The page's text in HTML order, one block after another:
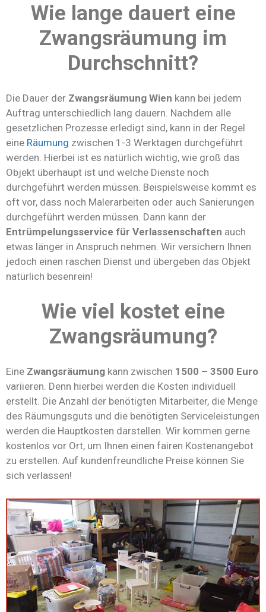
Wie lange dauert eine
Zwangsräumung im
Durchschnitt?
Die Dauer der Zwangsräumung Wien kann bei jedem
Auftrag unterschiedlich lang dauern. Nachdem alle
gesetzlichen Prozesse erledigt sind, kann in der Regel
eine Räumung zwischen 1-3 Werktagen durchgeführt
werden. Hierbei ist es natürlich wichtig, wie groß das
Objekt überhaupt ist und welche Dienste noch
durchgeführt werden müssen. Beispielsweise kommt es
oft vor, dass noch Malerarbeiten oder auch Sanierungen
durchgeführt werden müssen. Dann kann der
Entrümpelungsservice für Verlassenschaften auch
etwas länger in Anspruch nehmen. Wir versichern Ihnen
jedoch einen raschen Dienst und übergeben das Objekt
natürlich besenrein!
Wie viel kostet eine
Zwangsräumung?
Eine Zwangsräumung kann zwischen 1500 – 3500 Euro
variieren. Denn hierbei werden die Kosten individuell
erstellt. Die Anzahl der benötigten Mitarbeiter, die Menge
des Räumungsguts und die benötigten Serviceleistungen
werden die Hauptkosten darstellen. Wir kommen gerne
kostenlos vor Ort, um Ihnen einen fairen Kostenangebot
zu erstellen. Auf kundenfreundliche Preise können Sie
sich verlassen!